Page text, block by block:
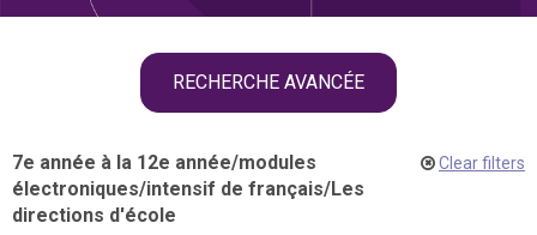
RECHERCHE AVANCÉE
7e année à la 12e année/modules
électroniques/intensif de français/Les
directions d'école
Clear filters